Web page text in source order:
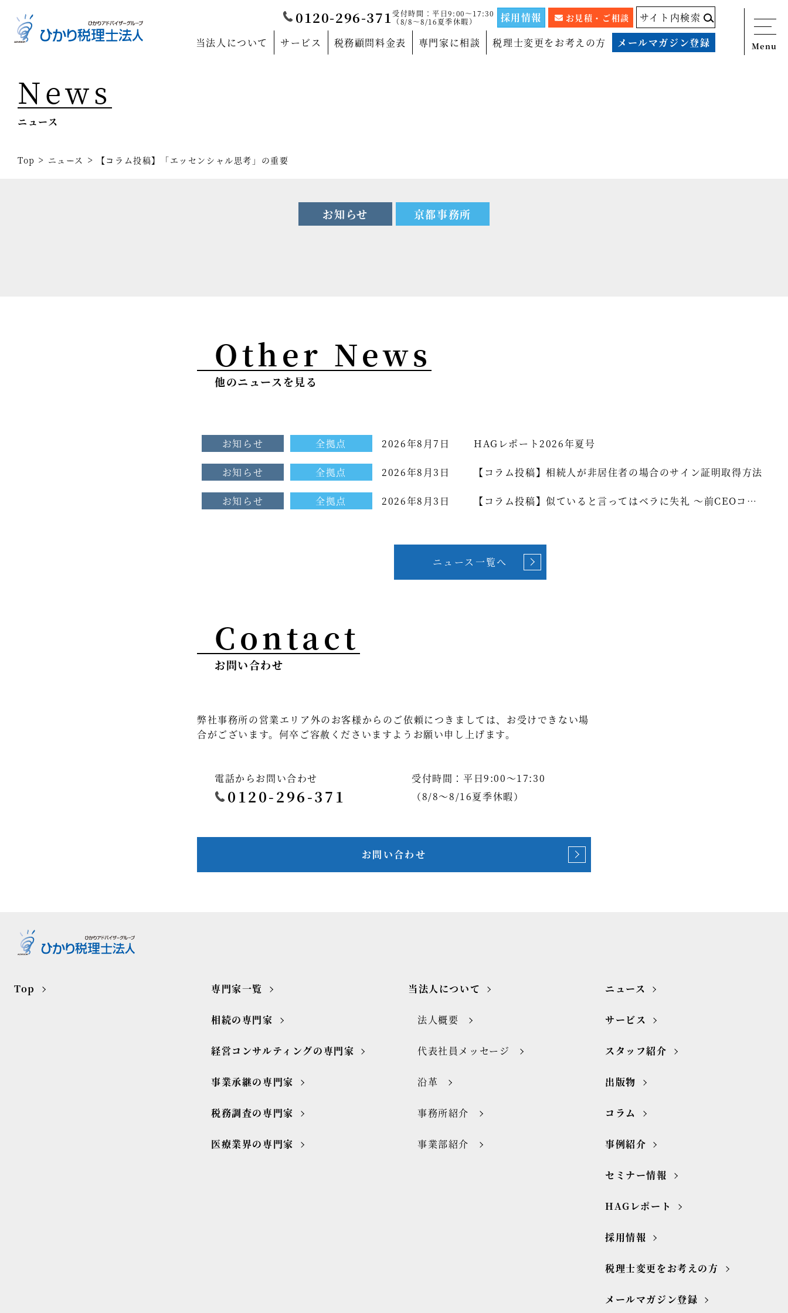
0120-296-371受付時間：平日9:00～17:30
（8/8～8/16夏季休暇）
採用情報 お見積・ご相談
サイト内検索
当法人について
サービス 税務顧問料金表 専門家に相談 税理士変更をお考えの方 メールマガジン登録 Menu
Top
経営コンサルティングの専門家
税務調査の専門家
医療業界の専門家
事務所紹介
事業部紹介
News
ニュース
Top > ニュース > 【コラム投稿】「エッセンシャル思考」の重要
お知らせ 京都事務所
Other News
他のニュースを見る
お知らせ 全拠点 2026年8月7日 HAGレポート2026年夏号
お知らせ 全拠点 2026年8月3日 【コラム投稿】相続人が非居住者の場合のサイン証明取得方法
お知らせ 全拠点 2026年8月3日
【コラム投稿】似ていると言ってはベラに失礼 ～前CEOコラ
ニュース一覧へ
Contact
お問い合わせ
弊社事務所の営業エリア外のお客様からのご依頼につきましては、お受けできない場
合がございます。何卒ご容赦くださいますようお願い申し上げます。
電話からお問い合わせ
0120-296-371
受付時間：平日9:00～17:30
（8/8～8/16夏季休暇）
お問い合わせ
Top 専門家一覧
相続の専門家
経営コンサルティングの専門家
事業承継の専門家
税務調査の専門家
医療業界の専門家
当法人について
法人概要
代表社員メッセージ
沿革
事務所紹介
事業部紹介
ニュース
サービス
スタッフ紹介
出版物
コラム
事例紹介
セミナー情報
HAGレポート
採用情報
税理士変更をお考えの方
メールマガジン登録